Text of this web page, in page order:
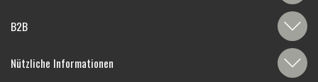
B2B
Nützliche Informationen